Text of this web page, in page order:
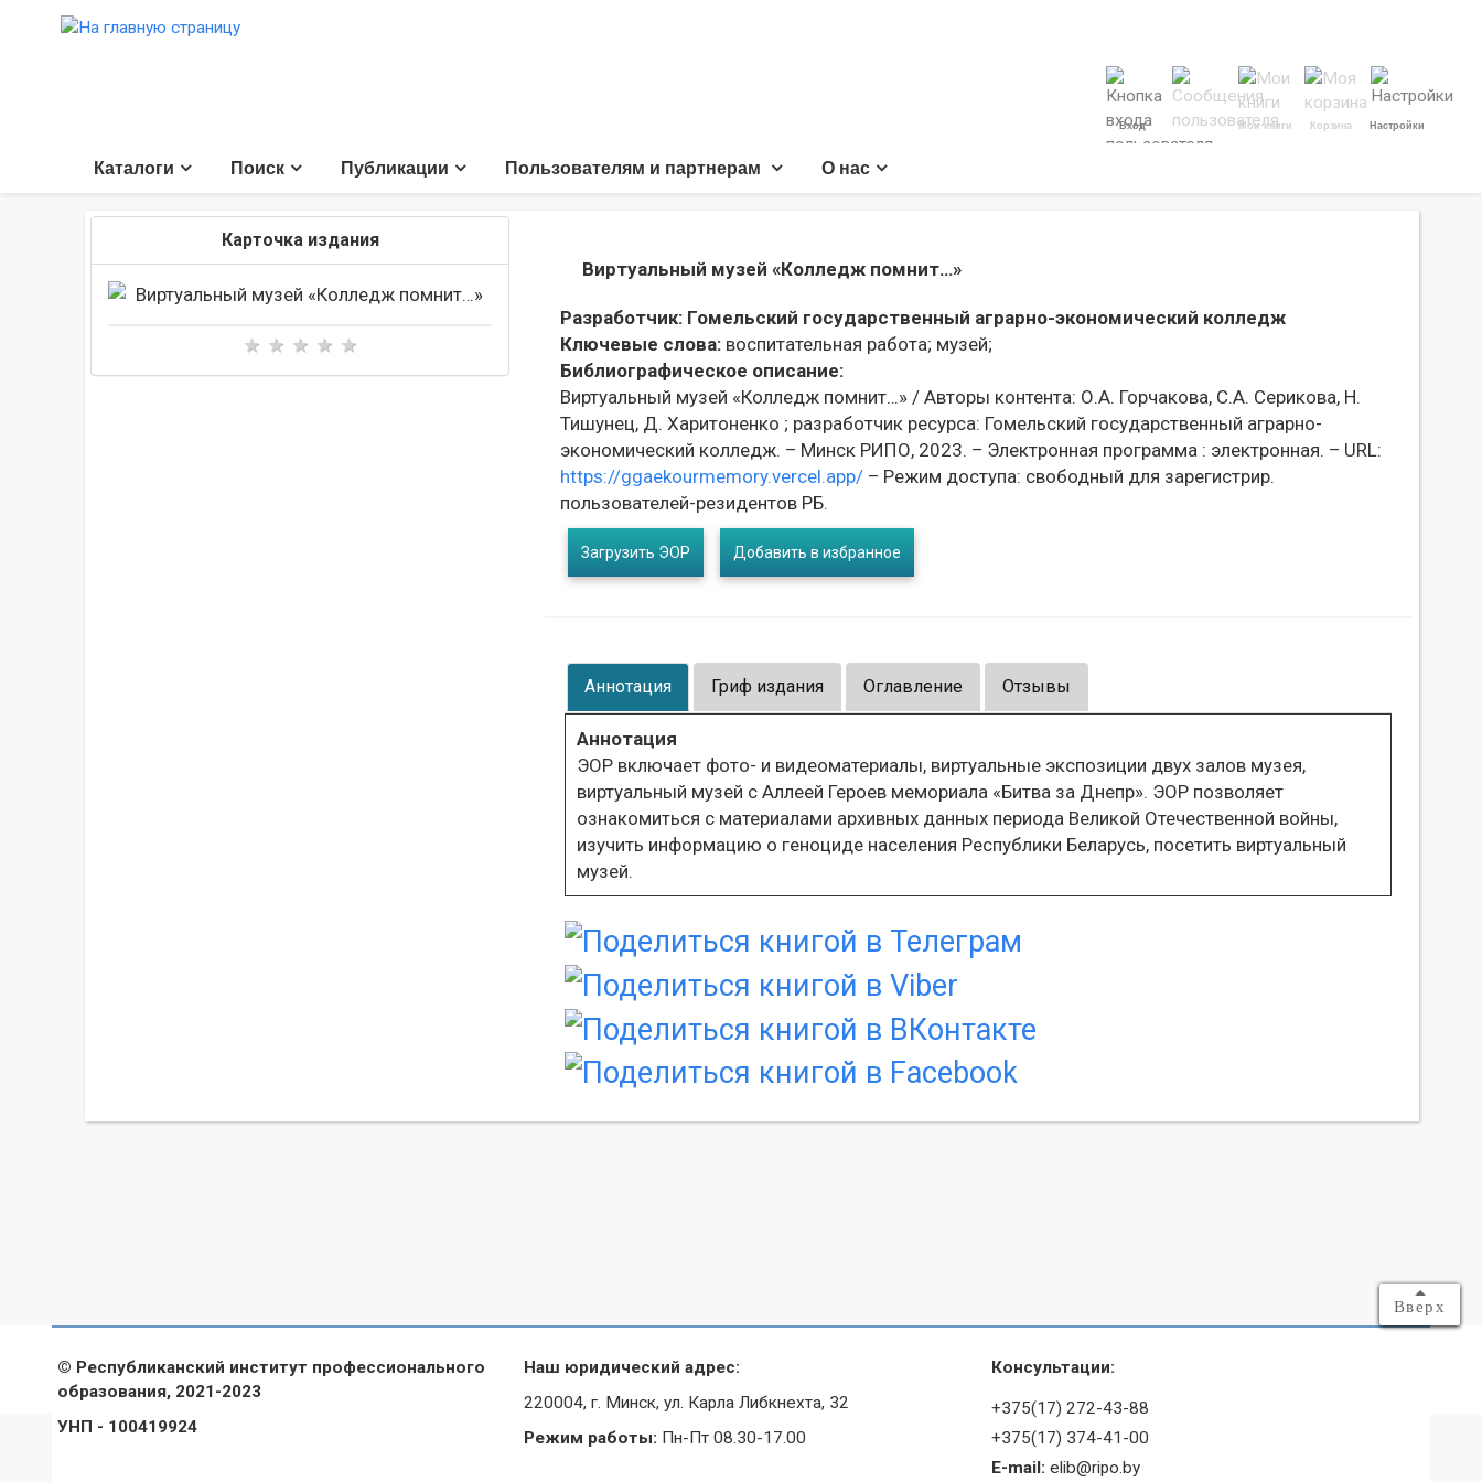
Вход Мои книги Корзина Настройки
Каталоги Поиск Публикации Пользователям и партнерам О нас
Карточка издания
Виртуальный музей «Колледж помнит…»
Разработчик: Гомельский государственный аграрно-экономический колледж
Ключевые слова: воспитательная работа; музей;
Библиографическое описание:
Виртуальный музей «Колледж помнит…» / Авторы контента: О.А. Горчакова, С.А. Серикова, Н.
Тишунец, Д. Харитоненко ; разработчик ресурса: Гомельский государственный аграрно-
экономический колледж. – Минск РИПО, 2023. – Электронная программа : электронная. – URL:
https://ggaekourmemory.vercel.app/ – Режим доступа: свободный для зарегистрир.
пользователей-резидентов РБ.
Загрузить ЭОР Добавить в избранное
Аннотация Гриф издания Оглавление Отзывы
Аннотация
ЭОР включает фото- и видеоматериалы, виртуальные экспозиции двух залов музея,
виртуальный музей с Аллеей Героев мемориала «Битва за Днепр». ЭОР позволяет
ознакомиться с материалами архивных данных периода Великой Отечественной войны,
изучить информацию о геноциде населения Республики Беларусь, посетить виртуальный
музей.
Вверх
© Республиканский институт профессионального
образования, 2021-2023
УНП - 100419924
Наш юридический адрес:
220004, г. Минск, ул. Карла Либкнехта, 32
Режим работы: Пн-Пт 08.30-17.00
Консультации:
+375(17) 272-43-88
+375(17) 374-41-00
E-mail: elib@ripo.by